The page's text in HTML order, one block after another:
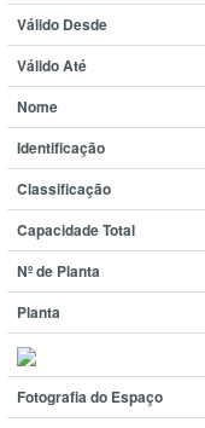
Válido Desde
Válido Até
Nome
Identificação
Classificação
Capacidade Total
Nº de Planta
Planta
Fotografia do Espaço